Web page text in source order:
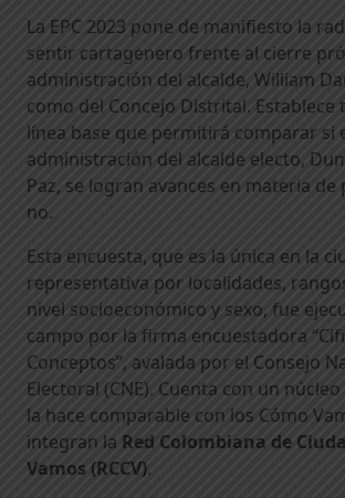
La EPC 2023 pone de manifiesto la
sentir cartagenero frente al cierre
administración del alcalde, William
como del Concejo Distrital. Establece
línea base que permitirá comparar si
administración del alcalde electo,
Paz, se logran avances en materia de
no.
Esta encuesta, que es la única en la
representativa por localidades,
nivel socioeconómico y sexo, fue
campo por la firma encuestadora
Conceptos”, avalada por el Consejo
Electoral (CNE). Cuenta con un
la hace comparable con los Cómo
integran la Red Colombiana de
Vamos (RCCV).